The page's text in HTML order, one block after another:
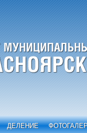
ДЕЛЕНИЕ